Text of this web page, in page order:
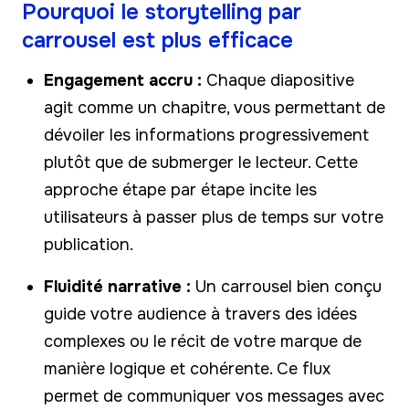
Pourquoi le storytelling par
carrousel est plus efficace
Engagement accru : Chaque diapositive
agit comme un chapitre, vous permettant de
dévoiler les informations progressivement
plutôt que de submerger le lecteur. Cette
approche étape par étape incite les
utilisateurs à passer plus de temps sur votre
publication.
Fluidité narrative : Un carrousel bien conçu
guide votre audience à travers des idées
complexes ou le récit de votre marque de
manière logique et cohérente. Ce flux
permet de communiquer vos messages avec